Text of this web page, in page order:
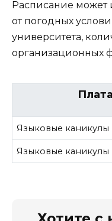
Расписание может
от погодных
университета,
организационных
Языковые каникулы
Языковые каникулы